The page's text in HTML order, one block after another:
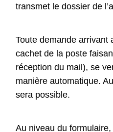
transmet le dossier de
Toute demande arrivant
cachet de la poste
réception du mail), se
manière automatique.
sera possible.
Au niveau du